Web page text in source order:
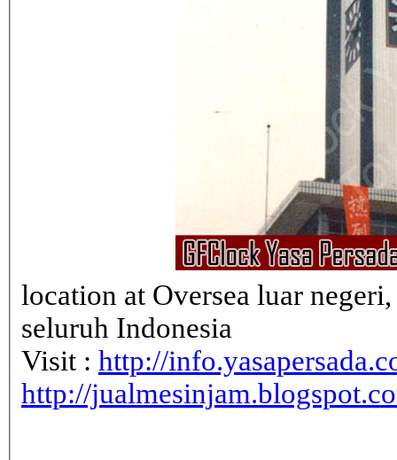
location at Oversea luar
seluruh Indonesia
Visit : http://
http://